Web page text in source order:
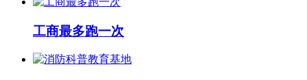
工商最多跑一次